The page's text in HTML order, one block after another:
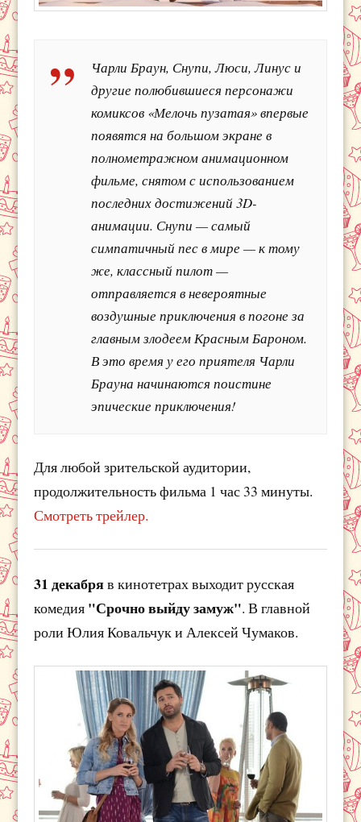
Чарли Браун, Снупи, Люси, Линус и
другие полюбившиеся персонажи
комиксов «Мелочь пузатая» впервые
появятся на большом экране в
полнометражном анимационном
фильме, снятом с использованием
последних достижений 3D-
анимации. Снупи — самый
симпатичный пес в мире — к тому
же, классный пилот —
отправляется в невероятные
воздушные приключения в погоне за
главным злодеем Красным Бароном.
В это время у его приятеля Чарли
Брауна начинаются поистине
эпические приключения!
Для любой зрительской аудитории,
продолжительность фильма 1 час 33 минуты.
Смотреть трейлер.
31 декабряв кинотетрах выходит русская
комедия "Срочно выйду замуж". В главной
роли Юлия Ковальчук и Алексей Чумаков.